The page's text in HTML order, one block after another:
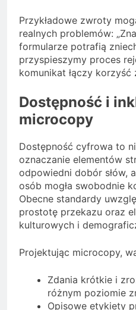
Przykładowe zwroty
realnych problemów:
formularze potrafią
przyspieszymy proces
komunikat łączy
Dostępność i
microcopy
Dostępność cyfrowa to
oznaczanie elementów
odpowiedni dobór słów,
osób mogła swobodnie
Obecne standardy
prostotę przekazu oraz
kulturowych i
Projektując microcopy,
Zdania krótkie i
różnym poziomie
Opisowe etykiety